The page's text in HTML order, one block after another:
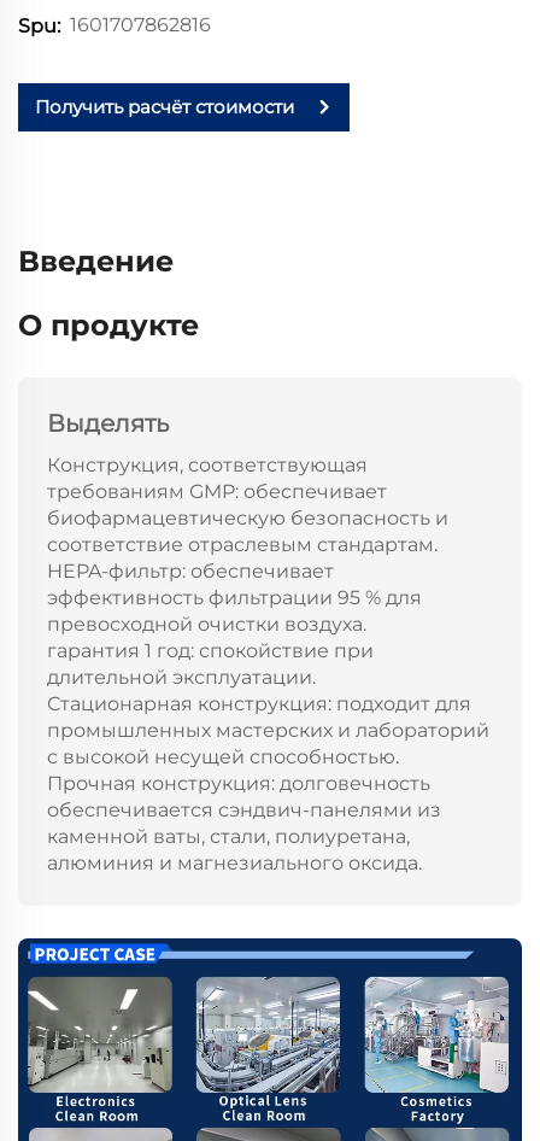
Spu: 1601707862816
Получить расчёт стоимости
Введение
О продукте
Выделять
Конструкция, соответствующая
требованиям GMP: обеспечивает
биофармацевтическую безопасность и
соответствие отраслевым стандартам.
HEPA-фильтр: обеспечивает
эффективность фильтрации 95 % для
превосходной очистки воздуха.
гарантия 1 год: спокойствие при
длительной эксплуатации.
Стационарная конструкция: подходит для
промышленных мастерских и лабораторий
с высокой несущей способностью.
Прочная конструкция: долговечность
обеспечивается сэндвич-панелями из
каменной ваты, стали, полиуретана,
алюминия и магнезиального оксида.